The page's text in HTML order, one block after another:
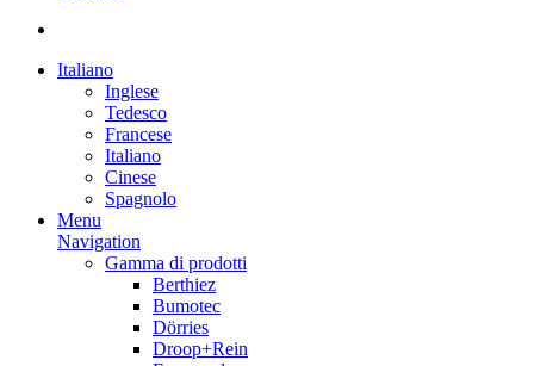
Italiano
Inglese
Tedesco
Francese
Italiano
Cinese
Spagnolo
Menu
Navigation
Gamma di prodotti
Berthiez
Bumotec
Dörries
Droop+Rein